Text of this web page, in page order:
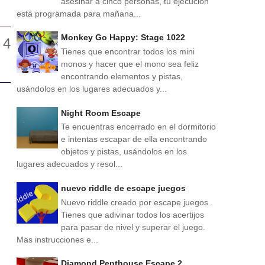
está programada para mañana...
Monkey Go Happy: Stage 1022
Tienes que encontrar todos los mini
monos y hacer que el mono sea feliz
encontrando elementos y pistas,
usándolos en los lugares adecuados y...
Night Room Escape
Te encuentras encerrado en el dormitorio
e intentas escapar de ella encontrando
objetos y pistas, usándolos en los
lugares adecuados y resol...
nuevo riddle de escape juegos
Nuevo riddle creado por escape juegos .
Tienes que adivinar todos los acertijos
para pasar de nivel y superar el juego.
Mas instrucciones e...